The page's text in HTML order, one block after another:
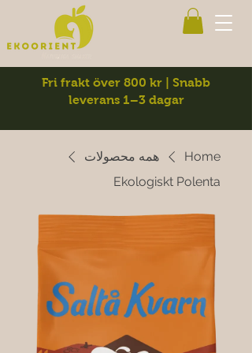
Fri frakt över 800 kr | Snabb
leverans 1–3 dagar
Home
همه محصولات
Ekologiskt Polenta